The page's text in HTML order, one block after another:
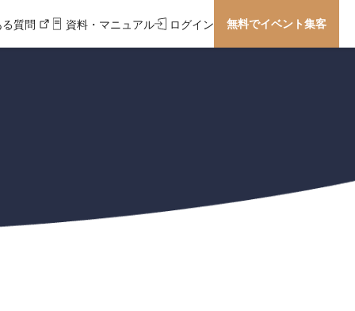
質問 資料・マニュアル ログイン 無料でイベント集客